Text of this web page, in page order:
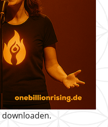
downloaden.